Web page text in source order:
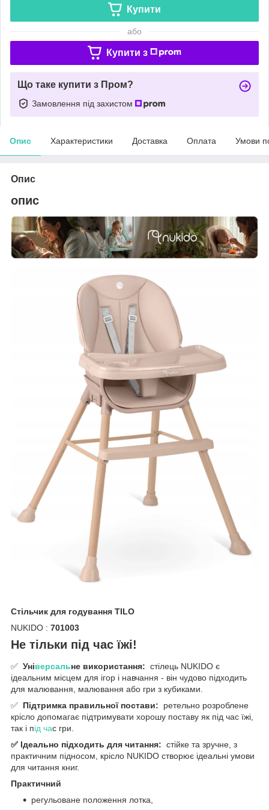
Купити
або
Купити з
Що таке купити з Пром?
Замовлення під захистом
Опис Характеристики Доставка Оплата Умови
Опис
опис
Стільчик для годування TILO
NUKIDO : 701003
Не тільки під час їжі!
✅ Універсальне використання: стілець NUKIDO є
ідеальним місцем для ігор і навчання - він чудово підходить
для малювання, малювання або гри з кубиками.
✅ Підтримка правильної постави: ретельно розроблене
крісло допомагає підтримувати хорошу поставу як під час їжі,
так і під час гри.
✅ Ідеально підходить для читання: стійке та зручне, з
практичним підносом, крісло NUKIDO створює ідеальні умови
для читання книг.
Практичний
регульоване положення лотка,